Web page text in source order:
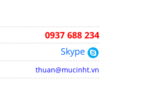
0937 688 234
Skype
thuan@mucinht.vn